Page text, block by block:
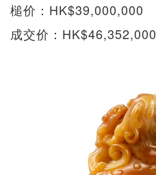
槌价：HK$39,000,000
成交价：HK$46,352,000